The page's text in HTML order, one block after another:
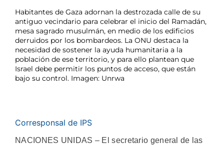
Habitantes de Gaza adornan la destrozada calle de su
antiguo vecindario para celebrar el inicio del Ramadán,
mesa sagrado musulmán, en medio de los edificios
derruidos por los bombardeos. La ONU destaca la
necesidad de sostener la ayuda humanitaria a la
población de ese territorio, y para ello plantean que
Israel debe permitir los puntos de acceso, que están
bajo su control. Imagen: Unrwa
Corresponsal de IPS
NACIONES UNIDAS – El secretario general de las